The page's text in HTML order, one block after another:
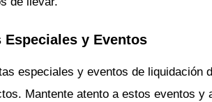
Especiales y Eventos
especiales y eventos de liquidación
Mantente atento a estos eventos